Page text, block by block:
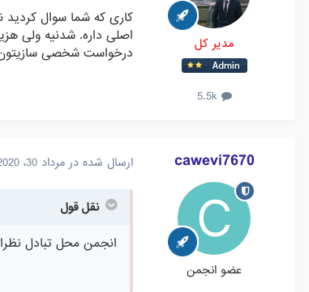
مدیر کل
کاری که شما سوال
اصلی داره. شدنیه ولی
درخواست شخصی سازیتون
cawevi7670
عضو انجمن
ارسال شده در مرداد 30، 2020
نقل قول
انجمن محل تبادل